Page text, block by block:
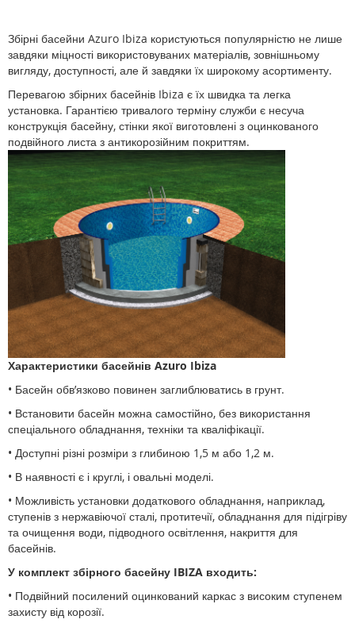
Збірні басейни Azuro Ibiza користуються популярністю не лише
завдяки міцності використовуваних матеріалів, зовнішньому
вигляду, доступності, але й завдяки їх широкому асортименту.
Перевагою збірних басейнів Ibiza є їх швидка та легка
установка. Гарантією тривалого терміну служби є несуча
конструкція басейну, стінки якої виготовлені з оцинкованого
подвійного листа з антикорозійним покриттям.
Характеристики басейнів Azuro Ibiza
• Басейн обв’язково повинен заглиблюватись в грунт.
• Встановити басейн можна самостійно, без використання
спеціального обладнання, техніки та кваліфікації.
• Доступні різні розміри з глибиною 1,5 м або 1,2 м.
• В наявності є і круглі, і овальні моделі.
• Можливість установки додаткового обладнання, наприклад,
ступенів з нержавіючої сталі, протитечії, обладнання для підігріву
та очищення води, підводного освітлення, накриття для
басейнів.
У комплект збірного басейну IBIZA входить:
• Подвійний посилений оцинкований каркас з високим ступенем
захисту від корозії.